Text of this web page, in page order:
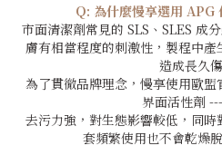
Q: 為什麼慢享選用 APG
市面清潔劑常見的 SLS、SLES 成
膚有相當程度的刺激性，製程中
造成長久
為了貫徹品牌理念，慢享使用歐
界面活性劑
去污力強，對生態影響較低，同時
套頻繁使用也不會乾燥